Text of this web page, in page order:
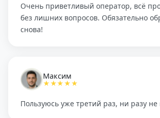
Очень приветливый оператор, всё
без лишних вопросов. Обязательно
снова!
Максим
★★★★★
Пользуюсь уже третий раз, ни разу не